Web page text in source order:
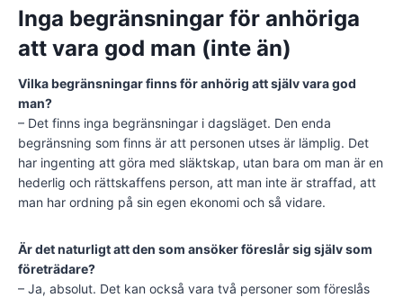
Inga begränsningar för anhöriga
att vara god man (inte än)
Vilka begränsningar finns för anhörig att själv vara god
man?
– Det finns inga begränsningar i dagsläget. Den enda
begränsning som finns är att personen utses är lämplig. Det
har ingenting att göra med släktskap, utan bara om man är en
hederlig och rättskaffens person, att man inte är straffad, att
man har ordning på sin egen ekonomi och så vidare.
Är det naturligt att den som ansöker föreslår sig själv som
företrädare?
– Ja, absolut. Det kan också vara två personer som föreslås